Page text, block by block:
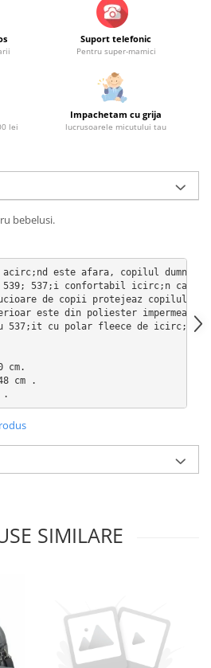
Suport telefonic
Pentru super-mamici
lei
Impachetam cu grija
lucrusoarele micutului tau
bebelusi.
este afara, copilul
539; 537;i confortabil icirc;n
de copii protejeaz copilul
este din poliester
537;it cu polar fleece de
cm.
cm .
.
SIMILARE